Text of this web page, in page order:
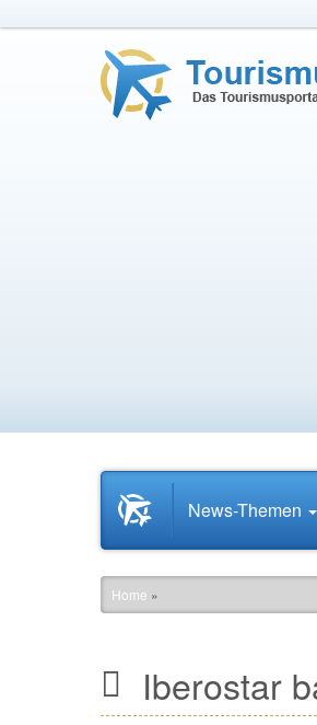
StartseiteNews-Themen
Home »
Iberostar